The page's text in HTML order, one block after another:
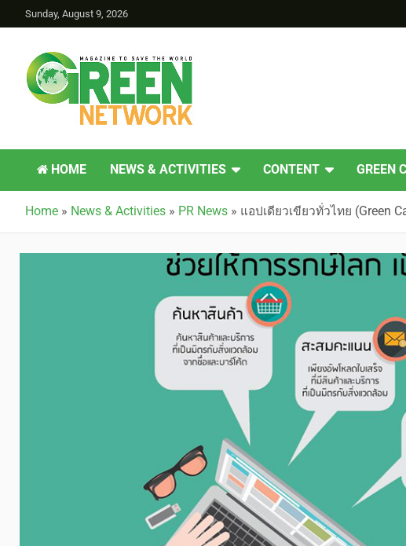
Sunday, August 9, 2026
Green Network
HOME NEWS & ACTIVITIES CONTENT GREEN
Home » News & Activities » PR News » แอปเดียวเขียวทั่วไทย (Green